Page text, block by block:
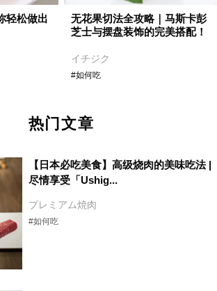
轻松做出
无花果切法全攻略｜马斯卡彭
芝士与摆盘装饰的完美搭配！
イチジク
#如何吃
热门文章
【日本必吃美食】高级烧肉的美味吃法 |
尽情享受「Ushig...
プレミアム焼肉
#如何吃